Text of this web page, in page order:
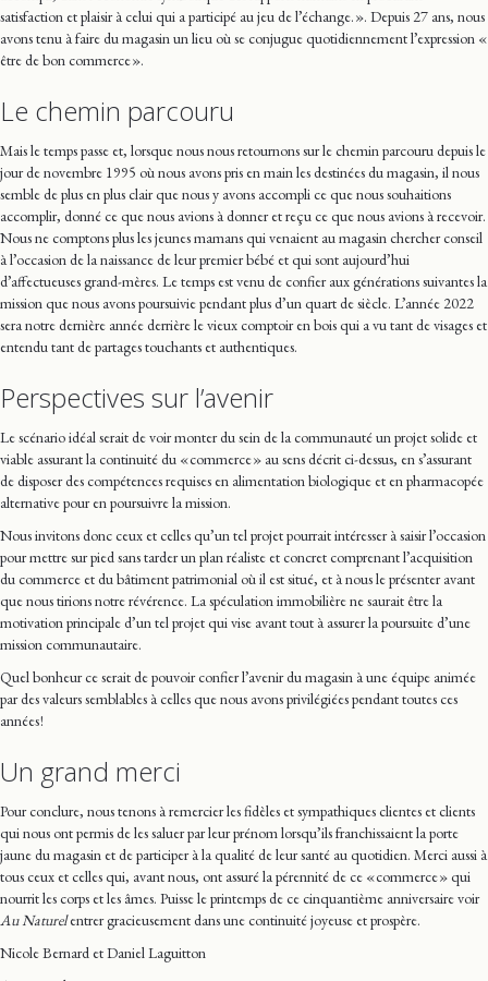
satisfaction et plaisir à celui qui a participé au jeu de l’échange. ». Depuis 27 ans, nous
avons tenu à faire du magasin un lieu où se conjugue quotidiennement l’expression «
être de bon commerce ».
Le chemin parcouru
Mais le temps passe et, lorsque nous nous retournons sur le chemin parcouru depuis le
jour de novembre 1995 où nous avons pris en main les destinées du magasin, il nous
semble de plus en plus clair que nous y avons accompli ce que nous souhaitions
accomplir, donné ce que nous avions à donner et reçu ce que nous avions à recevoir.
Nous ne comptons plus les jeunes mamans qui venaient au magasin chercher conseil
à l’occasion de la naissance de leur premier bébé et qui sont aujourd’hui
d’affectueuses grand-mères. Le temps est venu de confier aux générations suivantes la
mission que nous avons poursuivie pendant plus d’un quart de siècle. L’année 2022
sera notre dernière année derrière le vieux comptoir en bois qui a vu tant de visages et
entendu tant de partages touchants et authentiques.
Perspectives sur l’avenir
Le scénario idéal serait de voir monter du sein de la communauté un projet solide et
viable assurant la continuité du « commerce » au sens décrit ci-dessus, en s’assurant
de disposer des compétences requises en alimentation biologique et en pharmacopée
alternative pour en poursuivre la mission.
Nous invitons donc ceux et celles qu’un tel projet pourrait intéresser à saisir l’occasion
pour mettre sur pied sans tarder un plan réaliste et concret comprenant l’acquisition
du commerce et du bâtiment patrimonial où il est situé, et à nous le présenter avant
que nous tirions notre révérence. La spéculation immobilière ne saurait être la
motivation principale d’un tel projet qui vise avant tout à assurer la poursuite d’une
mission communautaire.
Quel bonheur ce serait de pouvoir confier l’avenir du magasin à une équipe animée
par des valeurs semblables à celles que nous avons privilégiées pendant toutes ces
années !
Un grand merci
Pour conclure, nous tenons à remercier les fidèles et sympathiques clientes et clients
qui nous ont permis de les saluer par leur prénom lorsqu’ils franchissaient la porte
jaune du magasin et de participer à la qualité de leur santé au quotidien. Merci aussi à
tous ceux et celles qui, avant nous, ont assuré la pérennité de ce « commerce » qui
nourrit les corps et les âmes. Puisse le printemps de ce cinquantième anniversaire voir
Au Naturelentrer gracieusement dans une continuité joyeuse et prospère.
Nicole Bernard et Daniel Laguitton